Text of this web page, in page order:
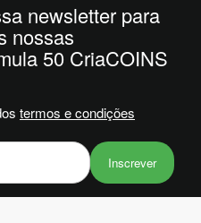
newsletter para
nossas
50 CriaCOINS
termos e condições
Inscrever